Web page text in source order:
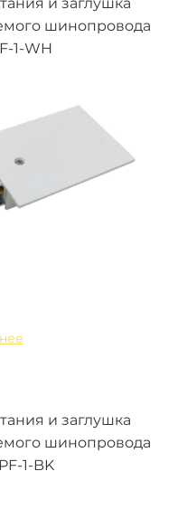
и заглушка
шинопровода
1-WH
и заглушка
шинопровода
1-BK